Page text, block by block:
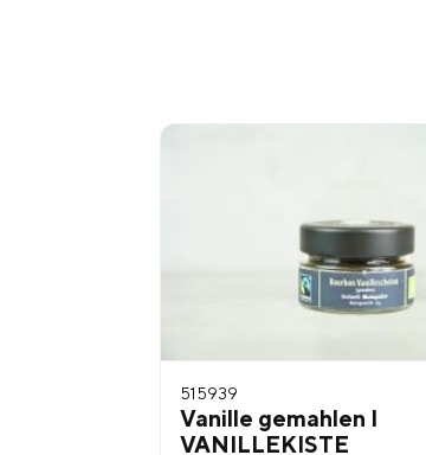
Produktgalerie überspringen
515939
Vanille gemahlen I
VANILLEKISTE